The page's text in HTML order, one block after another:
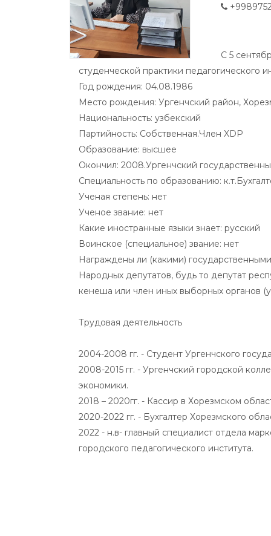
С 5
студенческой практики педагогического
Год рождения: 04.08.1986
Место рождения: Ургенчский район,
Национальность: узбекский
Партийность: Собственная.Член XDP
Образование: высшее
Окончил: 2008.Ургенчский
Специальность по образованию:
Ученая степень: нет
Ученое звание: нет
Какие иностранные языки знает: русский
Воинское (специальное) звание: нет
Награждены ли (какими)
Народных депутатов, будь то депутат
кенеша или член иных выборных органов
Трудовая деятельность
2004-2008 гг. - Студент Ургенчского
2008-2015 гг. - Ургенчский городской
экономики.
2018 – 2020гг. - Кассир в Хорезмском
2020-2022 гг. - Бухгалтер Хорезмского
2022 - н.в- главный специалист отдела
городского педагогического института.